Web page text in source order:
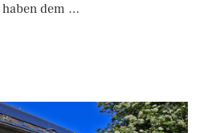
haben dem …